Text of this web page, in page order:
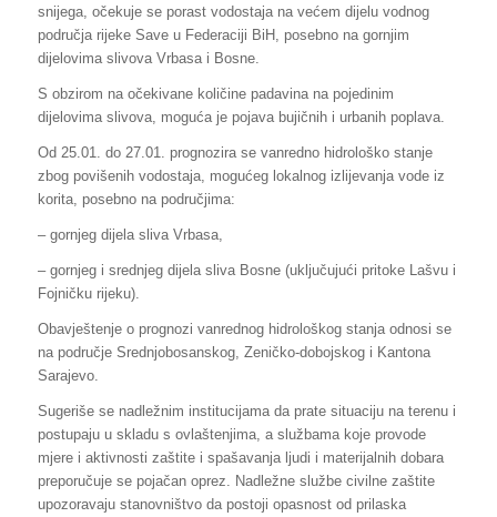
snijega, očekuje se porast vodostaja na većem dijelu vodnog
područja rijeke Save u Federaciji BiH, posebno na gornjim
dijelovima slivova Vrbasa i Bosne.
S obzirom na očekivane količine padavina na pojedinim
dijelovima slivova, moguća je pojava bujičnih i urbanih poplava.
Od 25.01. do 27.01. prognozira se vanredno hidrološko stanje
zbog povišenih vodostaja, mogućeg lokalnog izlijevanja vode iz
korita, posebno na područjima:
– gornjeg dijela sliva Vrbasa,
– gornjeg i srednjeg dijela sliva Bosne (uključujući pritoke Lašvu i
Fojničku rijeku).
Obavještenje o prognozi vanrednog hidrološkog stanja odnosi se
na područje Srednjobosanskog, Zeničko-dobojskog i Kantona
Sarajevo.
Sugeriše se nadležnim institucijama da prate situaciju na terenu i
postupaju u skladu s ovlaštenjima, a službama koje provode
mjere i aktivnosti zaštite i spašavanja ljudi i materijalnih dobara
preporučuje se pojačan oprez. Nadležne službe civilne zaštite
upozoravaju stanovništvo da postoji opasnost od prilaska